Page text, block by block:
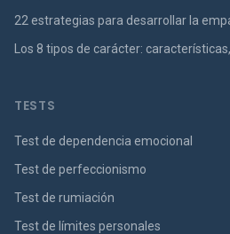
22 estrategias para desarrollar la
Los 8 tipos de carácter:
TESTS
Test de dependencia emocional
Test de perfeccionismo
Test de rumiación
Test de límites personales